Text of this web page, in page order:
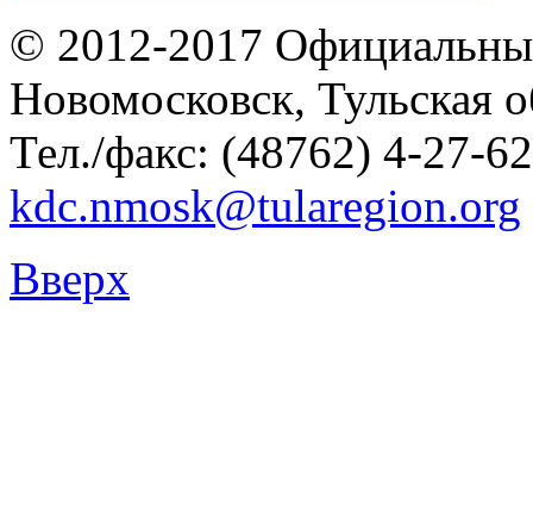
© 2012-2017
Новомосковск, Тульская
Тел./факс: (48762) 4-27-
kdc.nmosk@tularegion.org
Вверх